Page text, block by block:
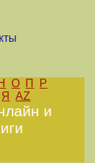
О П
Р
Я AZ
и